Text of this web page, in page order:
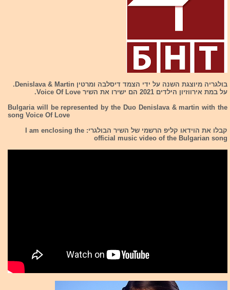
בולגריה מיוצגת השנה על ידי הצמד דיסלבה ומרטין Denislava & Martin.
על במת אירווזיון הילדים 2021 הם ישירו את השיר Voice Of Love.
Bulgaria will be represented by the Duo Denislava & martin with the
song Voice Of Love
קבלו את הוידאו קליפ הרשמי של השיר הבולגרי: I am enclosing the
official music video of the Bulgarian song